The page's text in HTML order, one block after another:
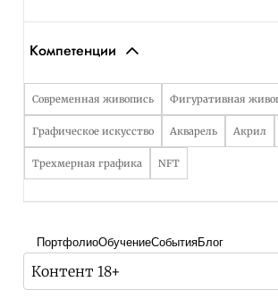
Компетенции
Современная живопись Фигуративная
Графическое искусство Акварель Акрил
Трехмерная графика NFT
ПортфолиоОбучениеСобытияБлог
Контент 18+